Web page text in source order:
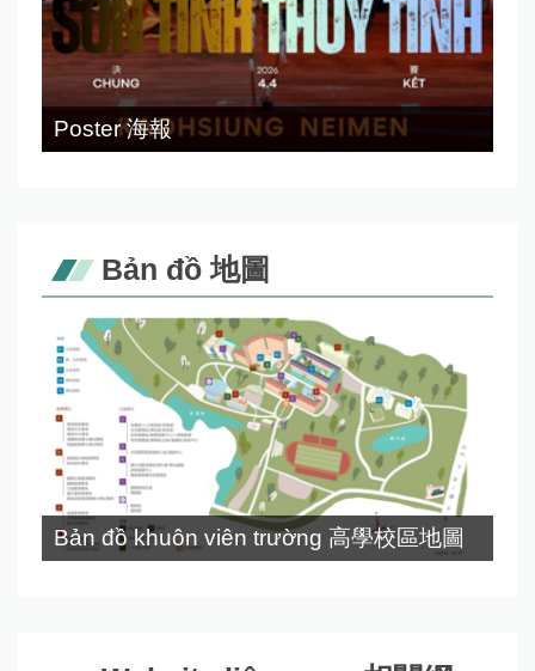
Poster 海報
Bản đồ 地圖
Bản đồ khuôn viên trường 高學校區地圖